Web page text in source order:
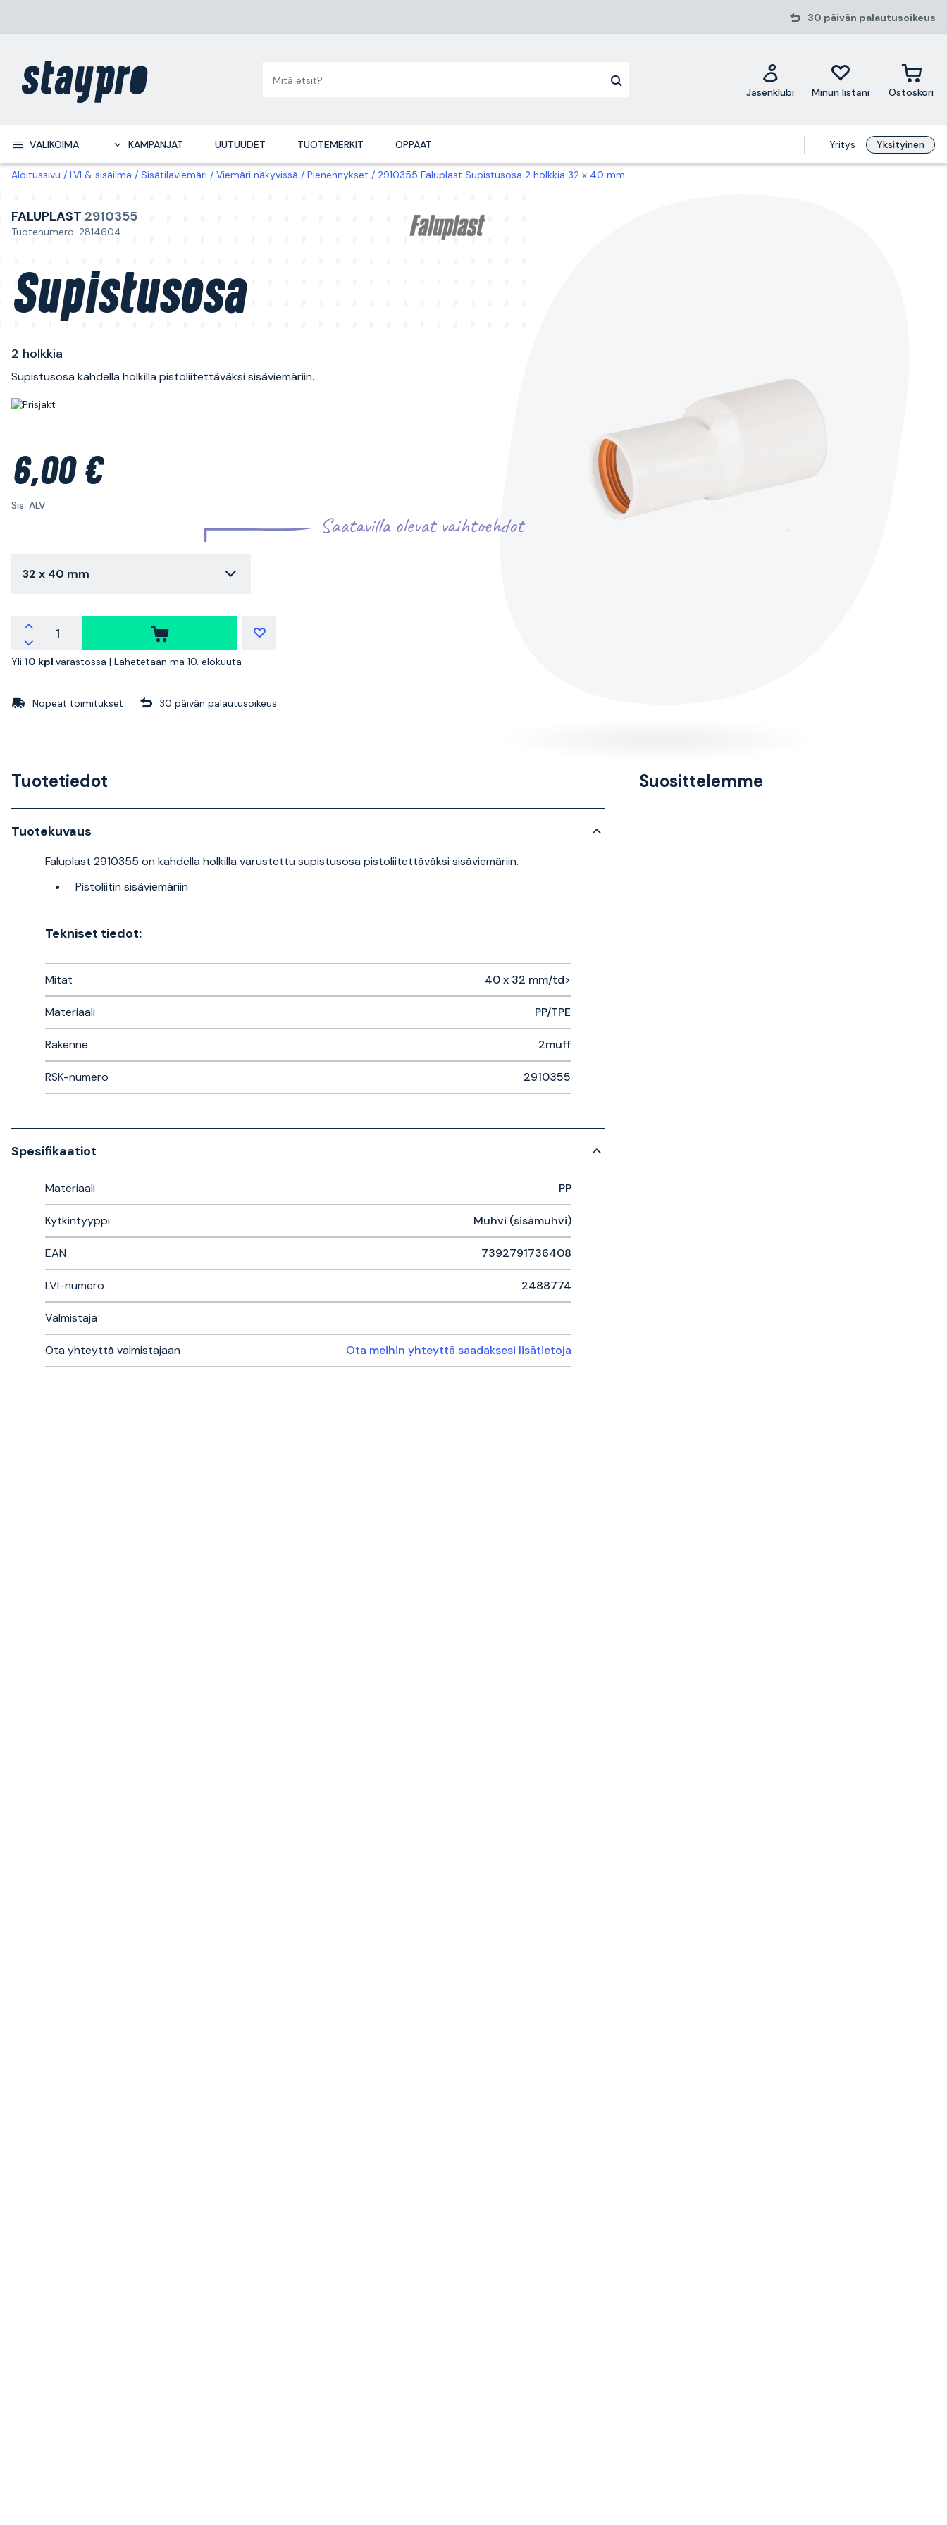
30 päivän palautusoikeus
Jäsenklubi Minun listani Ostoskori
VALIKOIMA KAMPANJAT UUTUUDET TUOTEMERKIT OPPAAT Yritys Yksityinen
Aloitussivu LVI & sisäilma Sisätilaviemäri Viemäri näkyvissä Pienennykset 2910355 Faluplast Supistusosa 2 holkkia 32 x 40 mm
FALUPLAST 2910355
Tuotenumero: 2814604
Supistusosa
2 holkkia
Supistusosa kahdella holkilla pistoliitettäväksi sisäviemäriin.
6,00 €
Sis. ALV
Saatavilla olevat vaihtoehdot
32 x 40 mm
Yli 10 kpl varastossa | Lähetetään ma 10. elokuuta
Nopeat toimitukset 30 päivän palautusoikeus
Tuotetiedot
Tuotekuvaus
Faluplast 2910355 on kahdella holkilla varustettu supistusosa pistoliitettäväksi sisäviemäriin.
Pistoliitin sisäviemäriin
Tekniset tiedot:
Mitat 40 x 32 mm/td>
Materiaali PP/TPE
Rakenne 2muff
RSK-numero 2910355
Spesifikaatiot
Materiaali PP
Kytkintyyppi Muhvi (sisämuhvi)
EAN 7392791736408
LVI-numero 2488774
Valmistaja
Ota yhteyttä valmistajaan Ota meihin yhteyttä saadaksesi lisätietoja
Suosittelemme